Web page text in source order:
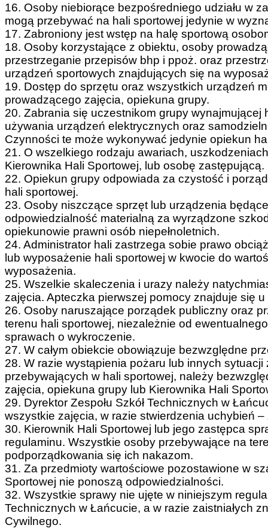
16. Osoby niebiorące bezpośredniego udziału w
mogą przebywać na hali sportowej jedynie w
17. Zabroniony jest wstęp na halę sportową
18. Osoby korzystające z obiektu, osoby
przestrzeganie przepisów bhp i ppoż. oraz
urządzeń sportowych znajdujących się na
19. Dostęp do sprzętu oraz wszystkich urządzeń
prowadzącego zajęcia, opiekuna grupy.
20. Zabrania się uczestnikom grupy
używania urządzeń elektrycznych oraz
Czynności te może wykonywać jedynie opiekun
21. O wszelkiego rodzaju awariach,
Kierownika Hali Sportowej, lub osobę zastępującą.
22. Opiekun grupy odpowiada za czystość i
hali sportowej.
23. Osoby niszczące sprzęt lub urządzenia
odpowiedzialność materialną za wyrządzone
opiekunowie prawni osób niepełnoletnich.
24. Administrator hali zastrzega sobie prawo
lub wyposażenie hali sportowej w kwocie do
wyposażenia.
25. Wszelkie skaleczenia i urazy należy
zajęcia. Apteczka pierwszej pomocy znajduje się
26. Osoby naruszające porządek publiczny oraz
terenu hali sportowej, niezależnie od
sprawach o wykroczenie.
27. W całym obiekcie obowiązuje bezwzględne
28. W razie wystąpienia pożaru lub innych
przebywających w hali sportowej, należy
zajęcia, opiekuna grupy lub Kierownika Hali
29. Dyrektor Zespołu Szkół Technicznych w
wszystkie zajęcia, w razie stwierdzenia uchybień
30. Kierownik Hali Sportowej lub jego zastępca
regulaminu. Wszystkie osoby przebywające na
podporządkowania się ich nakazom.
31. Za przedmioty wartościowe pozostawione w
Sportowej nie ponoszą odpowiedzialności.
32. Wszystkie sprawy nie ujęte w niniejszym
Technicznych w Łańcucie, a w razie zaistniałych
Cywilnego.